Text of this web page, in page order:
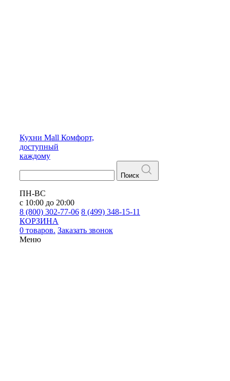
Кухни Mall Комфорт,
доступный
каждому
Поиск
ПН-ВС
с 10:00 до 20:00
8 (800) 302-77-06 8 (499) 348-15-11
КОРЗИНА
0 товаров. Заказать звонок
Меню